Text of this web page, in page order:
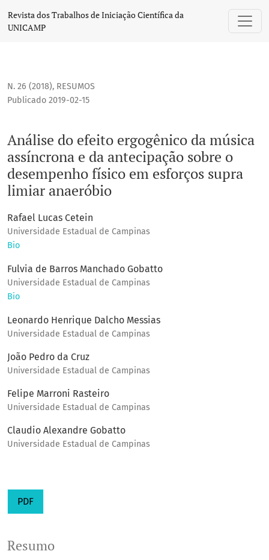
Análise do efeito ergogênico da música assíncrona e da
Revista dos Trabalhos de Iniciação Científica da
UNICAMP
N. 26 (2018), RESUMOS
Análise do efeito ergogênico da música
assíncrona e da antecipação sobre o
desempenho físico em esforços supra
limiar anaeróbio
Publicado 2019-02-15
Rafael Lucas Cetein
Universidade Estadual de Campinas
Bio
Fulvia de Barros Manchado Gobatto
Universidade Estadual de Campinas
Bio
Leonardo Henrique Dalcho Messias
Universidade Estadual de Campinas
João Pedro da Cruz
Universidade Estadual de Campinas
Felipe Marroni Rasteiro
Universidade Estadual de Campinas
Claudio Alexandre Gobatto
Universidade Estadual de Campinas
PDF
Resumo